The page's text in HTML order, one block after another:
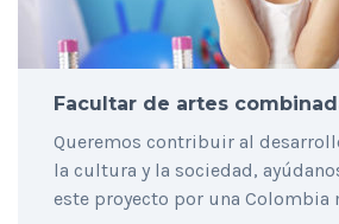
Facultar de artes
Queremos contribuir al
la cultura y la sociedad,
este proyecto por una Colombia